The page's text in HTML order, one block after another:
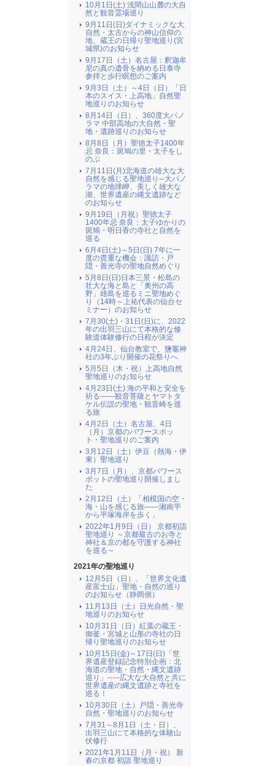
10月1日(土) 浅間山山麓の大自
然と観音霊場巡り
9月11日(日)ダイナミックな大
自然・太古からの神山信仰の
地、蔵王の日帰り聖地巡り(宮
城県)のお知らせ
9月17日（土）名古屋：釈迦牟
尼の真の遺骨を納める日泰寺
参拝と歩行瞑想のご案内
9月3日（土）～4日（日）「日
本のスイス・上高地」自然聖
地巡りのお知らせ
8月14日（日）、360度大パノ
ラマ 中部高地の大自然・聖
地・遺跡巡りのお知らせ
8月8日（月）聖徳太子1400年
忌 奈良：斑鳩の里・太子をし
のぶ
7月11日(月)北海道の雄大な大
自然を感じる聖地巡り─大パノ
ラマの地球岬、美しく雄大な
湖、世界遺産の縄文遺跡など
のお知らせ
9月19日（月祝）聖徳太子
1400年忌 奈良：太子ゆかりの
斑鳩・明日香の寺社と自然を
巡る
6月4日(土)～5日(日) 7年に一
度の貴重な機会：諏訪・戸
隠・善光寺の聖地自然めぐり
5月8日(日)日本三景・松島の
壮大な海と島と「奥州の高
野」雄島を巡るミニ聖地めぐ
り（14時～上祐代表の仙台セ
ミナー）のお知らせ
7月30(土)・31日(日)に、2022
年の出羽三山にて本格的な修
験道体験修行の日程が決定
4月24日、仙台教室で、鹽竈神
社の3年ぶり開催の花祭りへ
5月5日（木・祝）上高地自然
聖地巡りのお知らせ
4月23日(土) 海の平和と安全を
祈る――観音菩薩とヤマトタ
ケル伝説の聖地・観音崎を巡
る旅
4月2日（土）名古屋、4日
（月）京都のパワースポッ
ト・聖地巡りのご案内
3月12日（土）伊豆（熱海・伊
東）聖地巡り
3月7日（月）、京都パワース
ポットの聖地巡り開催しまし
た
2月12日（土）「相模国の空・
海・山を感じる旅――湘南平
から平塚海岸を歩く」
2022年1月9日（日） 京都初詣
聖地巡り ～京都最古のお寺と
神社＆京の都を守護する神社
を巡る～
2021年の聖地巡り
12月5日（日）、「世界文化遺
産富士山」聖地・自然の巡り
のお知らせ（静岡側）
11月13日（土）日光自然・聖
地巡りのお知らせ
10月31日（日）紅葉の蔵王・
御釜・宮城と山形の寺社の日
帰り聖地巡りのお知らせ
10月15日(金)～17日(日)「世
界遺産登録記念特別企画：北
海道の聖地・自然・縄文遺跡
巡り」-----広大な大自然と共に
世界遺産の縄文遺跡と寺社を
巡る！
10月30日（土）戸隠・善光寺
自然・聖地巡りのお知らせ
7月31～8月1日（土・日）、
出羽三山にて本格的な体験山
伏修行
2021年1月11日（月・祝） 新
春の京都 初詣 聖地巡り